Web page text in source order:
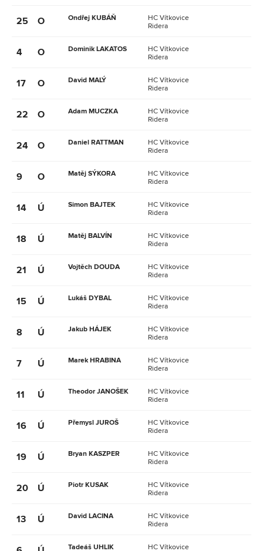
25 O Ondřej KUBÁŇ
HC Vítkovice
Ridera
4 O Dominik LAKATOS
HC Vítkovice
Ridera
17 O David MALÝ
HC Vítkovice
Ridera
22 O Adam MUCZKA
HC Vítkovice
Ridera
24 O Daniel RATTMAN
HC Vítkovice
Ridera
9 O Matěj SÝKORA
HC Vítkovice
Ridera
14 Ú Simon BAJTEK
HC Vítkovice
Ridera
18 Ú Matěj BALVÍN
HC Vítkovice
Ridera
21 Ú Vojtěch DOUDA
HC Vítkovice
Ridera
15 Ú Lukáš DYBAL
HC Vítkovice
Ridera
8 Ú Jakub HÁJEK
HC Vítkovice
Ridera
7 Ú Marek HRABINA
HC Vítkovice
Ridera
11 Ú Theodor JANOŠEK
HC Vítkovice
Ridera
16 Ú Přemysl JUROŠ
HC Vítkovice
Ridera
19 Ú Bryan KASZPER
HC Vítkovice
Ridera
20 Ú Piotr KUSAK
HC Vítkovice
Ridera
13 Ú David LACINA
HC Vítkovice
Ridera
Tadeáš UHLIK HC Vítkovice